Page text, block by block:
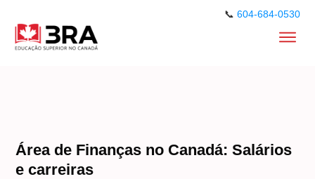
📞 604-684-0530
Área de Finanças no Canadá: Salários
e carreiras